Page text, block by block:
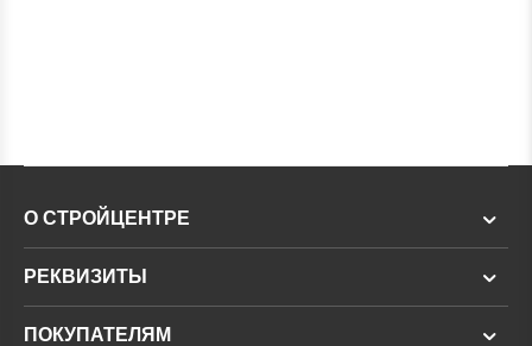
О СТРОЙЦЕНТРЕ
РЕКВИЗИТЫ
ПОКУПАТЕЛЯМ